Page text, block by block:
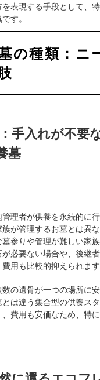
表現する手段として、
す。
墓
理者が供養を永続的に
が管理するお墓とは異
参りや管理が難しい家
必要ない場合や、後継
用も比較的抑えられます
の遺骨が一つの場所に
は違う集合型の供養スタ
費用も安価なため、特